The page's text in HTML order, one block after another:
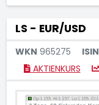
LS - EUR/USD
WKN 965275 ISIN
AKTIENKURS